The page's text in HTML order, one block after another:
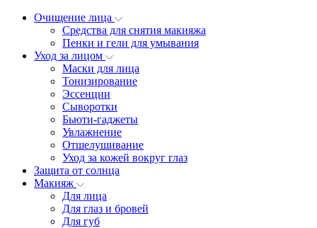
Очищение лица
Средства для снятия макияжа
Пенки и гели для умывания
Уход за лицом
Маски для лица
Тонизирование
Эссенции
Сыворотки
Бьюти-гаджеты
Увлажнение
Отшелушивание
Уход за кожей вокруг глаз
Защита от солнца
Макияж
Для лица
Для глаз и бровей
Для губ